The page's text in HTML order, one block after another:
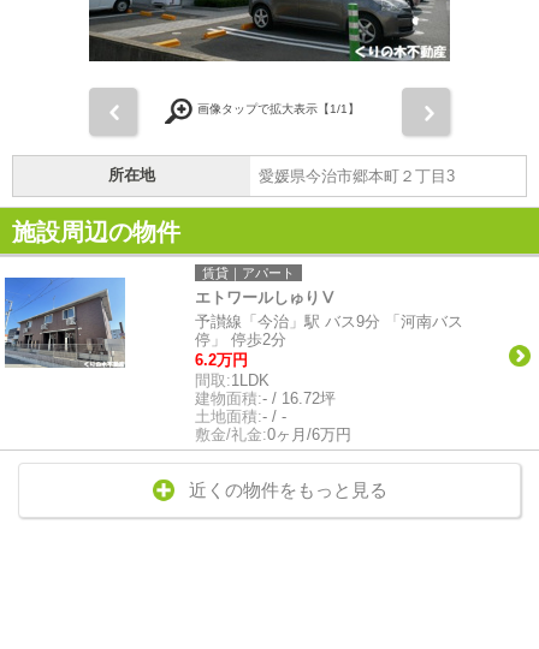
画像タップで拡大表示【1/1】
所在地 愛媛県今治市郷本町２丁目3
施設周辺の物件
賃貸｜アパート
エトワールしゅりⅤ
予讃線「今治」駅 バス9分 「河南バス
停」 停歩2分
6.2万円
間取:1LDK
建物面積:- / 16.72坪
土地面積:- / -
敷金/礼金:0ヶ月/6万円
近くの物件をもっと見る